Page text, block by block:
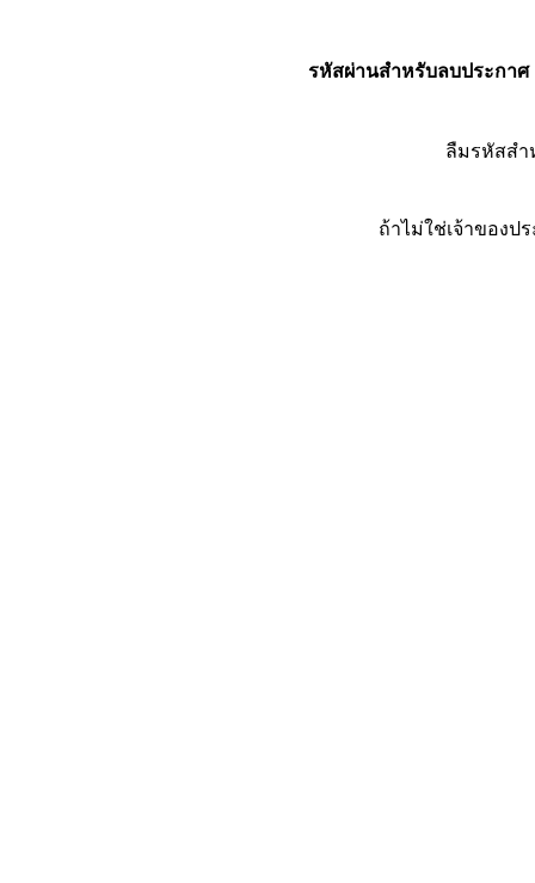
รหัสผ่านสำหรับลบประกาศ
ลืมรหัสส
ถ้าไม่ใช่เจ้าของป